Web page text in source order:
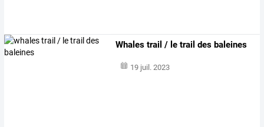
Whales trail / le trail des baleines
19 juil. 2023